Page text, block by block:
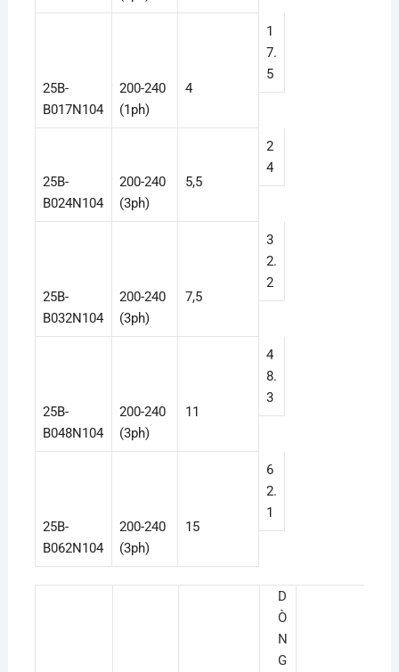
25B-
B017N104
200-240
(1ph)
4
1
7.
5
25B-
B024N104
200-240
(3ph)
5,5
2
4
25B-
B032N104
200-240
(3ph)
7,5
3
2.
2
25B-
B048N104
200-240
(3ph)
11
4
8.
3
25B-
B062N104
200-240
(3ph)
15
6
2.
1
D
Ò
N
G